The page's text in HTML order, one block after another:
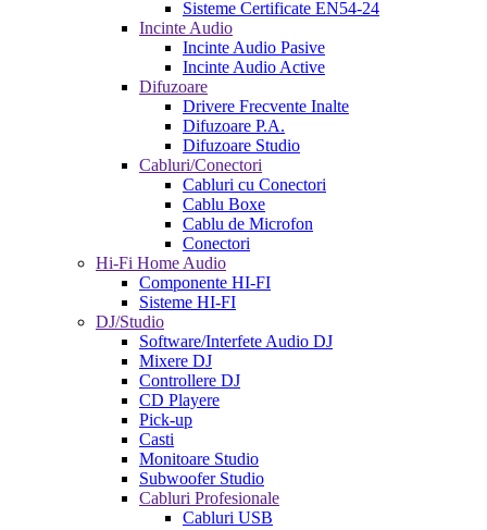
Sisteme Certificate EN54-24
Incinte Audio
Incinte Audio Pasive
Incinte Audio Active
Difuzoare
Drivere Frecvente Inalte
Difuzoare P.A.
Difuzoare Studio
Cabluri/Conectori
Cabluri cu Conectori
Cablu Boxe
Cablu de Microfon
Conectori
Hi-Fi Home Audio
Componente HI-FI
Sisteme HI-FI
DJ/Studio
Software/Interfete Audio DJ
Mixere DJ
Controllere DJ
CD Playere
Pick-up
Casti
Monitoare Studio
Subwoofer Studio
Cabluri Profesionale
Cabluri USB